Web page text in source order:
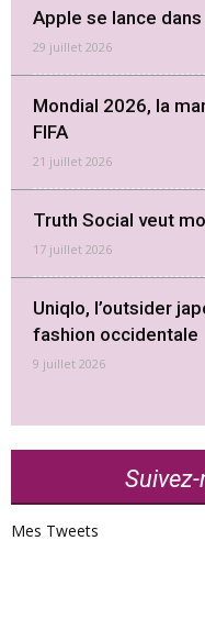
Apple se lance
29 juillet 2026
Mondial 2026, la
FIFA
21 juillet 2026
Truth Social veut
17 juillet 2026
Uniqlo, l’outsider
fashion occidentale
9 juillet 2026
Mes Tweets